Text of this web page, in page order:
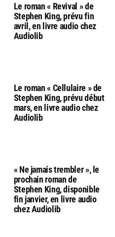
Le roman « Revival » de
Stephen King, prévu fin
avril, en livre audio chez
Audiolib
Le roman « Cellulaire » de
Stephen King, prévu début
mars, en livre audio chez
Audiolib
« Ne jamais trembler », le
prochain roman de
Stephen King, disponible
fin janvier, en livre audio
chez Audiolib